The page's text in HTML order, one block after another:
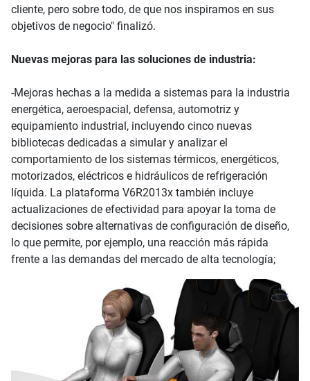
cliente, pero sobre todo, de que nos inspiramos en sus
objetivos de negocio" finalizó.
Nuevas mejoras para las soluciones de industria:
-Mejoras hechas a la medida a sistemas para la industria
energética, aeroespacial, defensa, automotriz y
equipamiento industrial, incluyendo cinco nuevas
bibliotecas dedicadas a simular y analizar el
comportamiento de los sistemas térmicos, energéticos,
motorizados, eléctricos e hidráulicos de refrigeración
líquida. La plataforma V6R2013x también incluye
actualizaciones de efectividad para apoyar la toma de
decisiones sobre alternativas de configuración de diseño,
lo que permite, por ejemplo, una reacción más rápida
frente a las demandas del mercado de alta tecnología;